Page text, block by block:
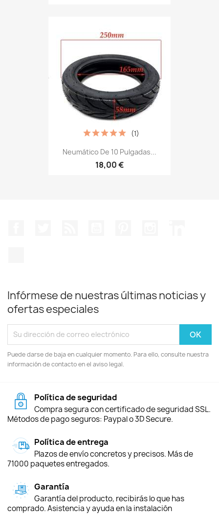
Neumático De 10 Pulgadas...
18,00 €
(1)
Infórmese de nuestras últimas noticias y
ofertas especiales
Puede darse de baja en cualquier momento. Para ello, consulte nuestra
información de contacto en el aviso legal.
Política de seguridad
Compra segura con certificado de seguridad SSL.
Métodos de pago seguros: Paypal o 3D Secure.
Política de entrega
Plazos de envío concretos y precisos. Más de
71000 paquetes entregados.
Garantía
Garantía del producto, recibirás lo que has
comprado. Asistencia y ayuda en la instalación